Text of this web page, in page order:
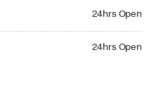
24hrs Open
24hrs Open